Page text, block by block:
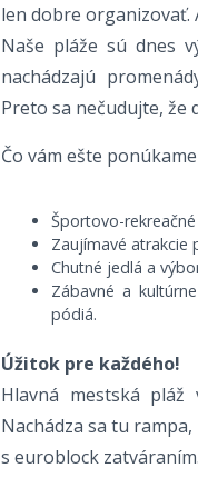
len dobre organizovať.
Naše pláže sú dnes
nachádzajú
Preto sa nečudujte, že
Čo vám ešte
Športovo-
Zaujímavé atrakcie
Chutné jedlá a
Zábavné a
pódiá.
Úžitok pre každého!
Hlavná mestská
Nachádza sa tu
s euroblock zatváraním.